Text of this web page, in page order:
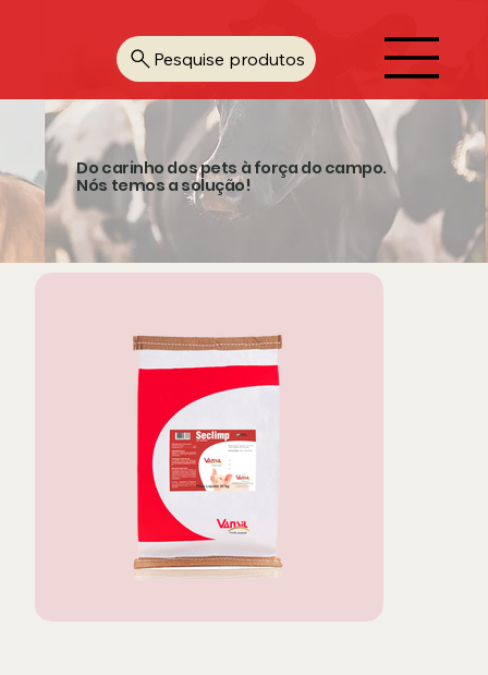
Pesquise produtos
Do carinho dos pets à força do campo.
Nós temos a solução!